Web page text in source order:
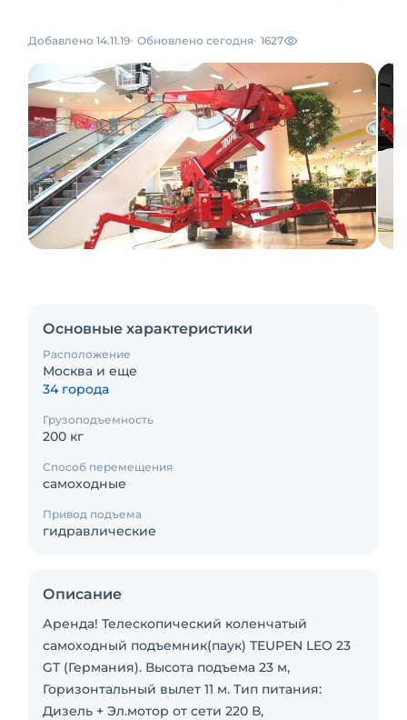
Добавлено 14.11.19 Обновлено сегодня 1627
Основные характеристики
Расположение
Москва и еще
34 города
Грузоподъемность
200 кг
Способ перемещения
самоходные
Привод подъема
гидравлические
Описание
Аренда! Телескопический коленчатый
самоходный подъемник(паук) TEUPEN LEO 23
GT (Германия). Высота подъема 23 м,
Горизонтальный вылет 11 м. Тип питания:
Дизель + Эл.мотор от сети 220 В,